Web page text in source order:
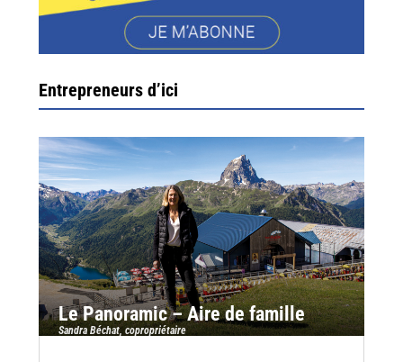
Entrepreneurs d’ici
Le Panoramic – Aire de famille
Sandra Béchat, copropriétaire